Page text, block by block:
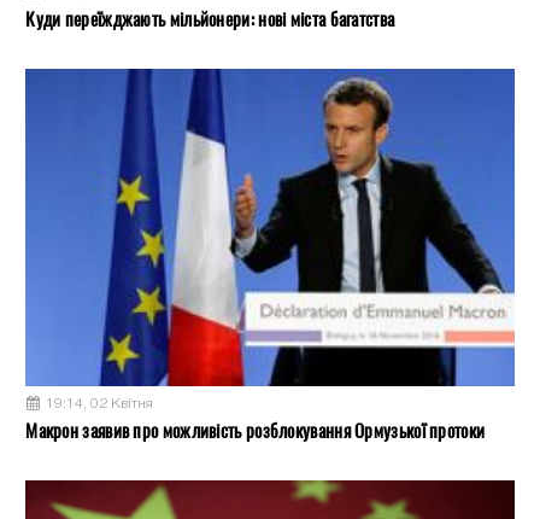
Куди переїжджають мільйонери: нові міста багатства
19:14, 02 Квітня
Макрон заявив про можливість розблокування Ормузької протоки